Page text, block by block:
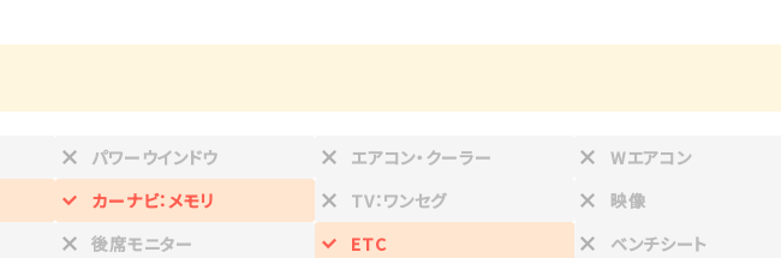
パワーウインドウ エアコン・クーラー Wエアコン
カーナビ：メモリ TV：ワンセグ 映像
後席モニター ETC ベンチシート